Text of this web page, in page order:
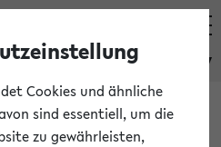
eKVV
Cookies und ähnliche
sind essentiell, um die
zu gewährleisten,